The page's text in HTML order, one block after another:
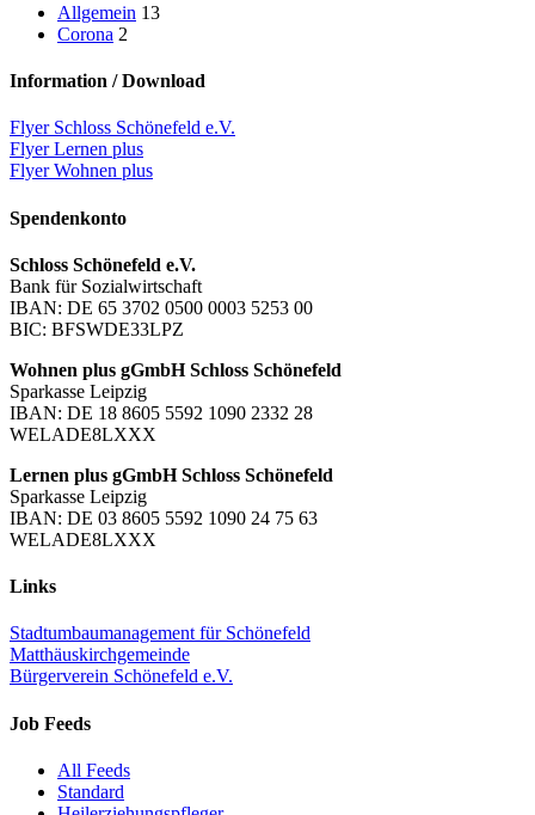
Allgemein 13
Corona 2
Information / Download
Flyer Schloss Schönefeld e.V.
Flyer Lernen plus
Flyer Wohnen plus
Spendenkonto
Schloss Schönefeld e.V.
Bank für Sozialwirtschaft
IBAN: DE 65 3702 0500 0003 5253 00
BIC: BFSWDE33LPZ
Wohnen plus gGmbH Schloss Schönefeld
Sparkasse Leipzig
IBAN: DE 18 8605 5592 1090 2332 28
WELADE8LXXX
Lernen plus gGmbH Schloss Schönefeld
Sparkasse Leipzig
IBAN: DE 03 8605 5592 1090 24 75 63
WELADE8LXXX
Links
Stadtumbaumanagement für Schönefeld
Matthäuskirchgemeinde
Bürgerverein Schönefeld e.V.
Job Feeds
All Feeds
Standard